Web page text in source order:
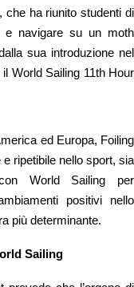
che ha riunito studenti di
e navigare su un moth
sua introduzione nel
World Sailing 11th Hour
ed Europa, Foiling
ripetibile nello sport, sia
World Sailing per
positivi nello
più determinante.
Sailing